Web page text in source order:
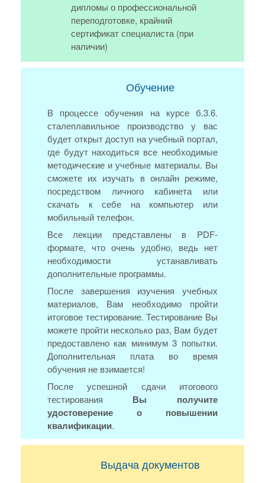
дипломы о профессиональной
переподготовке, крайний
сертификат специалиста (при
наличии)
Обучение
В процессе обучения на курсе б.3.6.
сталеплавильное производство у вас
будет открыт доступ на учебный портал,
где будут находиться все необходимые
методические и учебные материалы. Вы
сможете их изучать в онлайн режиме,
посредством личного кабинета или
скачать к себе на компьютер или
мобильный телефон.
Все лекции представлены в PDF-
формате, что очень удобно, ведь нет
необходимости устанавливать
дополнительные программы.
После завершения изучения учебных
материалов, Вам необходимо пройти
итоговое тестирование. Тестирование Вы
можете пройти несколько раз, Вам будет
предоставлено как минимум 3 попытки.
Дополнительная плата во время
обучения не взимается!
После успешной сдачи итогового
тестирования Вы получите
удостоверение о повышении
квалификации.
Выдача документов